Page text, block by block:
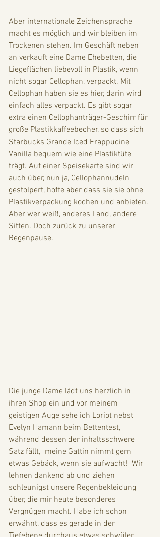
Aber internationale Zeichensprache
macht es möglich und wir bleiben im
Trockenen stehen. Im Geschäft neben
an verkauft eine Dame Ehebetten, die
Liegeflächen liebevoll in Plastik, wenn
nicht sogar Cellophan, verpackt. Mit
Cellophan haben sie es hier, darin wird
einfach alles verpackt. Es gibt sogar
extra einen Cellophanträger-Geschirr für
große Plastikkaffeebecher, so dass sich
Starbucks Grande Iced Frappucine
Vanilla bequem wie eine Plastiktüte
trägt. Auf einer Speisekarte sind wir
auch über, nun ja, Cellophannudeln
gestolpert, hoffe aber dass sie sie ohne
Plastikverpackung kochen und anbieten.
Aber wer weiß, anderes Land, andere
Sitten. Doch zurück zu unserer
Regenpause.
Die junge Dame lädt uns herzlich in
ihren Shop ein und vor meinem
geistigen Auge sehe ich Loriot nebst
Evelyn Hamann beim Bettentest,
während dessen der inhaltsschwere
Satz fällt, "meine Gattin nimmt gern
etwas Gebäck, wenn sie aufwacht!" Wir
lehnen dankend ab und ziehen
schleunigst unsere Regenbekleidung
über, die mir heute besonderes
Vergnügen macht. Habe ich schon
erwähnt, dass es gerade in der